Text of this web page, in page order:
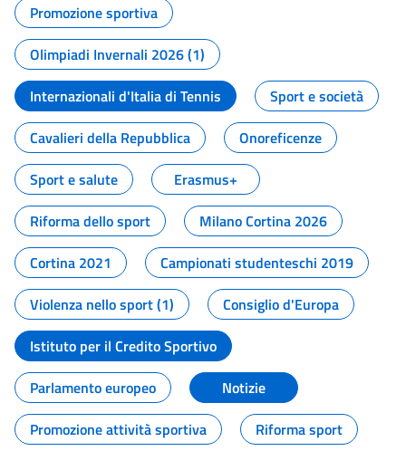
Promozione sportiva
Olimpiadi Invernali 2026 (1)
Internazionali d'Italia di Tennis
Sport e società
Cavalieri della Repubblica
Onoreficenze
Sport e salute
Erasmus+
Riforma dello sport
Milano Cortina 2026
Cortina 2021
Campionati studenteschi 2019
Violenza nello sport (1)
Consiglio d'Europa
Istituto per il Credito Sportivo
Parlamento europeo
Notizie
Promozione attività sportiva
Riforma sport